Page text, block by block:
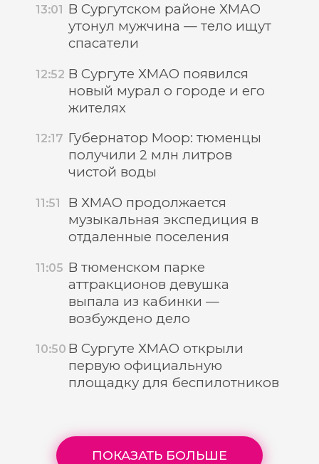
13:01 В Сургутском районе ХМАО
утонул мужчина — тело ищут
спасатели
12:52 В Сургуте ХМАО появился
новый мурал о городе и его
жителях
12:17 Губернатор Моор: тюменцы
получили 2 млн литров
чистой воды
11:51
В ХМАО продолжается
музыкальная экспедиция в
отдаленные поселения
11:05 В тюменском парке
аттракционов девушка
выпала из кабинки —
возбуждено дело
10:50 В Сургуте ХМАО открыли
первую официальную
площадку для беспилотников
ПОКАЗАТЬ БОЛЬШЕ